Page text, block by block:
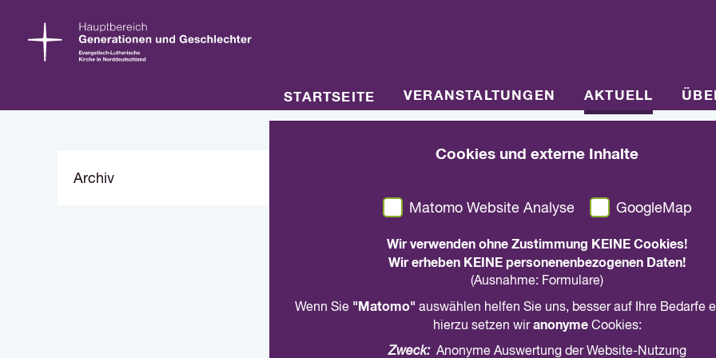
STARTSEITE VERANSTALTUNGEN AKTUELL
Archiv
01. Oktober 2025
Informationen zur
Hinweise aus dem Ökumenewerk der
Cookies und externe Inhalte
Matomo Website Analyse GoogleMap
Wir verwenden ohne Zustimmung KEINE Cookies!
Wir erheben KEINE personenenbezogenen Daten!
(Ausnahme: Formulare)
Wenn Sie "Matomo" auswählen helfen Sie uns, besser auf Ihre Bedarfe
hierzu setzen wiranonyme Cookies:
Zweck: Anonyme Auswertung der Website-Nutzung